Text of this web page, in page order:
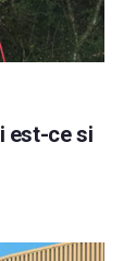
est-ce si